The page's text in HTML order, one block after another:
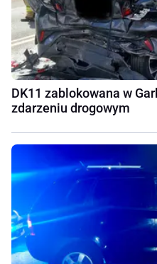
DK11 zablokowana w
zdarzeniu drogowym